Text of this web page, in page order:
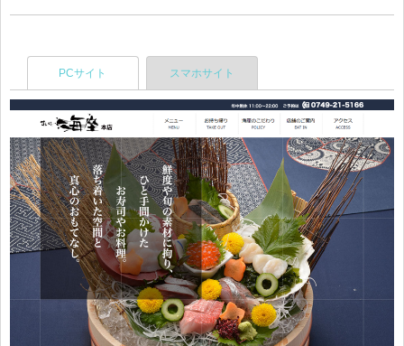
PCサイト スマホサイト